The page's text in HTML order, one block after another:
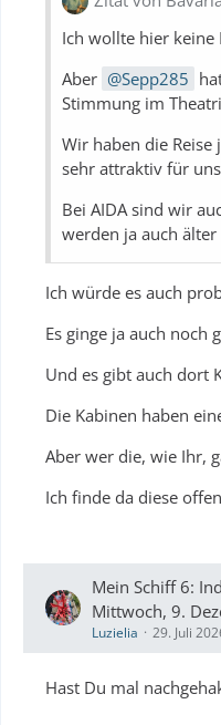
Ich wollte hier keine
Aber
Sepp285
Stimmung im
Wir haben die
sehr attraktiv für
Bei AIDA sind wir
werden ja auch
Ich würde es auch
Es ginge ja auch noch
Und es gibt auch dort
Die Kabinen haben
Aber wer die, wie Ihr,
Ich finde da diese
Mein Schiff 6:
Mittwoch, 9.
Luzielia 29. Juli
Hast Du mal